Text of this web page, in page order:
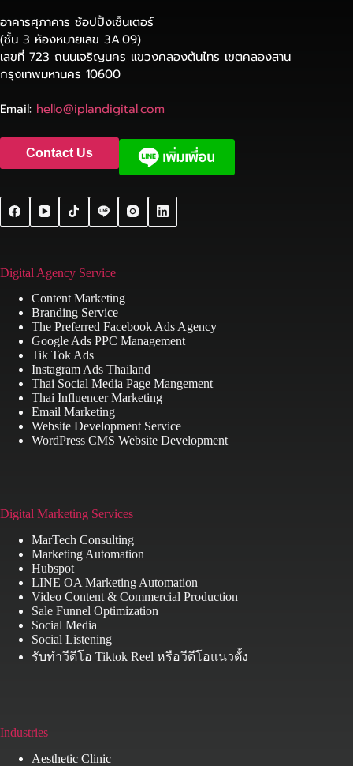
อาคารศุภาคาร ช้อปปิ้งเซ็นเตอร์
(ชั้น 3 ห้องหมายเลข 3A.09)
เลขที่ 723 ถนนเจริญนคร แขวงคลองต้นไทร เขตคลองสาน
กรุงเทพมหานคร 10600
Email: hello@iplandigital.com
Contact Us
Digital Agency Service
Content Marketing
Branding Service
The Preferred Facebook Ads Agency
Google Ads PPC Management
Tik Tok Ads
Instagram Ads Thailand
Thai Social Media Page Mangement
Thai Influencer Marketing
Email Marketing
Website Development Service
WordPress CMS Website Development
Digital Marketing Services
MarTech Consulting
Marketing Automation
Hubspot
LINE OA Marketing Automation
Video Content & Commercial Production
Sale Funnel Optimization
Social Media
Social Listening
รับทำวีดีโอ Tiktok Reel หรือวีดีโอแนวตั้ง
Industries
Aesthetic Clinic